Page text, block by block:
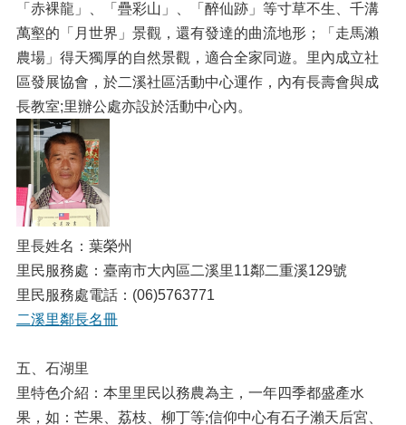
「赤裸龍」、「疊彩山」、「醉仙跡」等寸草不生、千溝
萬壑的「月世界」景觀，還有發達的曲流地形；「走馬瀨
農場」得天獨厚的自然景觀，適合全家同遊。里內成立社
區發展協會，於二溪社區活動中心運作，內有長壽會與成
長教室;里辦公處亦設於活動中心內。
里長姓名：葉榮州
里民服務處：臺南市大內區二溪里11鄰二重溪129號
里民服務處電話：(06)5763771
二溪里鄰長名冊
五、石湖里
里特色介紹：本里里民以務農為主，一年四季都盛產水
果，如：芒果、荔枝、柳丁等;信仰中心有石子瀨天后宮、